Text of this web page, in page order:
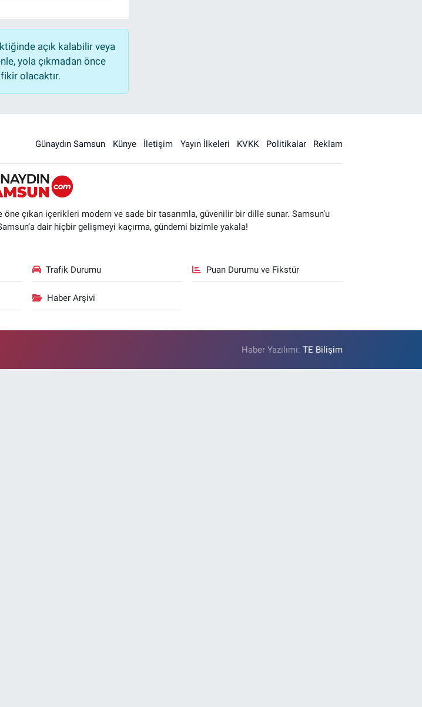
açık kalabilir veya
yola çıkmadan önce
olacaktır.
Günaydın Samsun Künye İletişim Yayın İlkeleri KVKK Politikalar Reklam
çıkan içerikleri modern ve sade bir tasarımla, güvenilir bir dille sunar. Samsun’u
dair hiçbir gelişmeyi kaçırma, gündemi bizimle yakala!
Trafik Durumu Puan Durumu ve Fikstür
Haber Arşivi
Haber Yazılımı:TE Bilişim